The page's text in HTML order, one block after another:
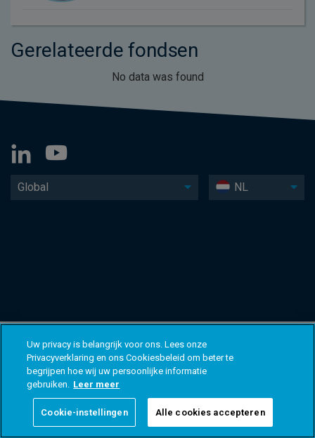
Gerelateerde fondsen
No data was found
Global NL
Uw privacy is belangrijk voor ons. Lees onze
Privacyverklaring en ons Cookiesbeleid om beter te
begrijpen hoe wij uw persoonlijke informatie
gebruiken. Leer meer
Cookie-instellingen Alle cookies accepteren